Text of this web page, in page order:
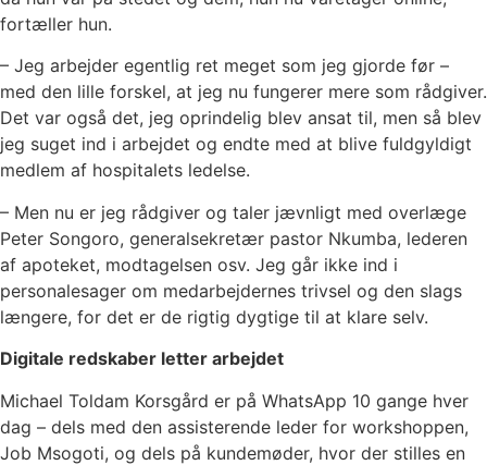
fortæller hun.
– Jeg arbejder egentlig ret meget som jeg gjorde før –
med den lille forskel, at jeg nu fungerer mere som rådgiver.
Det var også det, jeg oprindelig blev ansat til, men så blev
jeg suget ind i arbejdet og endte med at blive fuldgyldigt
medlem af hospitalets ledelse.
– Men nu er jeg rådgiver og taler jævnligt med overlæge
Peter Songoro, generalsekretær pastor Nkumba, lederen
af apoteket, modtagelsen osv. Jeg går ikke ind i
personalesager om medarbejdernes trivsel og den slags
længere, for det er de rigtig dygtige til at klare selv.
Digitale redskaber letter arbejdet
Michael Toldam Korsgård er på WhatsApp 10 gange hver
dag – dels med den assisterende leder for workshoppen,
Job Msogoti, og dels på kundemøder, hvor der stilles en